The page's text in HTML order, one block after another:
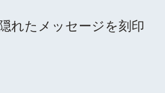
れたメッセージを刻印